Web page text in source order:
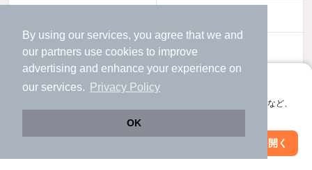
By using our services, you agree that we and
our partners use cookies to improve
advertising and enhance your experience on
our services.
Privacy Policy
OK
アプリに切り替えて、サクサクお部屋探し
会員登録なしですぐ使える。マップ検索やお気に入り保存など、
アプリを開く
洗濯機置場あり 独立洗面台
エアコンあり
絞り込み条件を変更